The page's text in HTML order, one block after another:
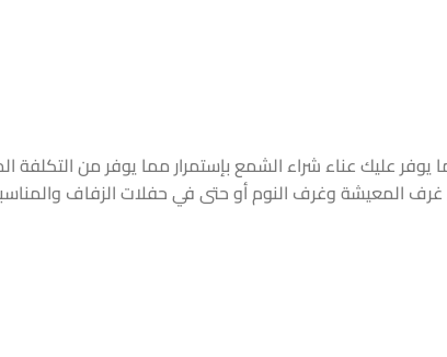
عليك عناء شراء الشمع بإستمرار مما يوفر من التكلفة